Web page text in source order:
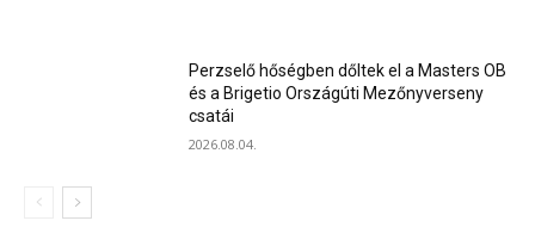
Perzselő hőségben dőltek el a Masters OB
és a Brigetio Országúti Mezőnyverseny
csatái
2026.08.04.